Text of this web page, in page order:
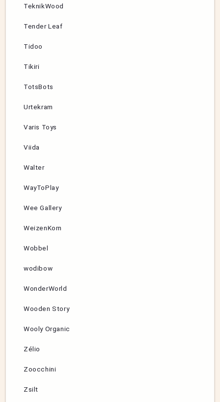
TeknikWood
Tender Leaf
Tidoo
Tikiri
TotsBots
Urtekram
Varis Toys
Viida
Walter
WayToPlay
Wee Gallery
WeizenKorn
Wobbel
wodibow
WonderWorld
Wooden Story
Wooly Organic
Zélio
Zoocchini
Zsilt